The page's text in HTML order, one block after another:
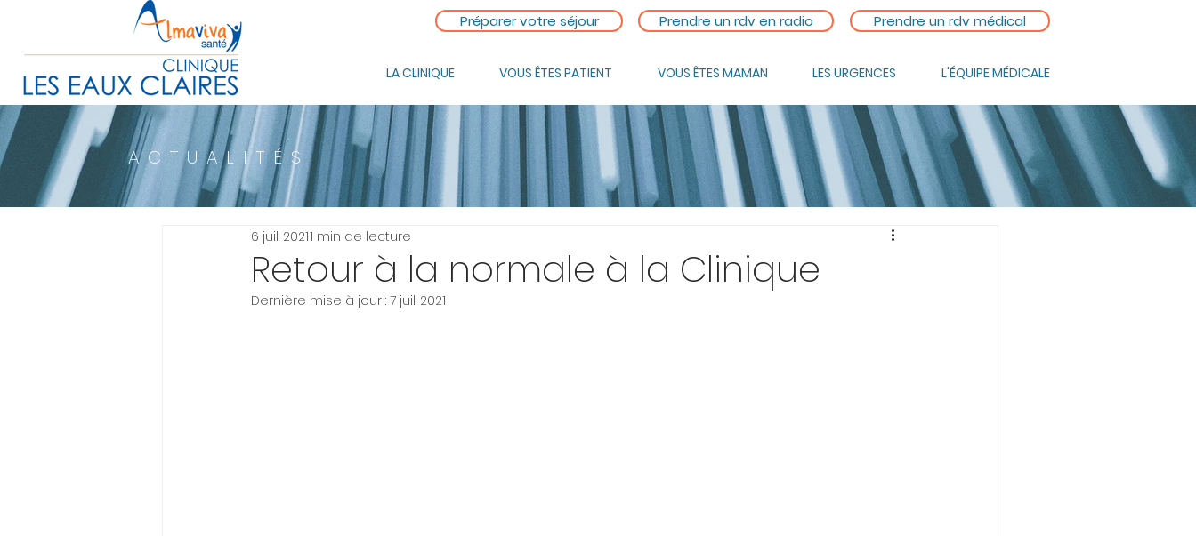
Préparer votre séjour Prendre un rdv en radio Prendre un rdv médical
LA CLINIQUE VOUS ÊTES PATIENT VOUS ÊTES MAMAN LES URGENCES L'ÉQUIPE MÉDICALE
ACTUALITÉS
Retour à la normale à la Clinique
6 juil. 20211 min de lecture
Dernière mise à jour : 7 juil. 2021